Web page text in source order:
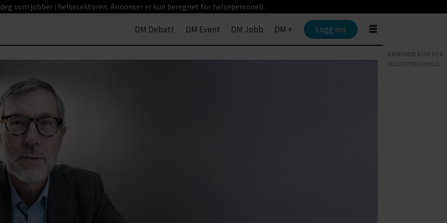
som jobber i helsesektoren. Annonser er kun beregnet for helsepersonell.
DM Debatt DM Event DM Jobb DM + Logg inn
ANNONSE KUN FOR
HELSEPERSONELL